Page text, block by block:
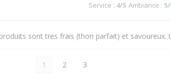
Service : 4/5 Ambiance : 5/
sont tres frais (thon parfait) et savoureux.
1 2 3